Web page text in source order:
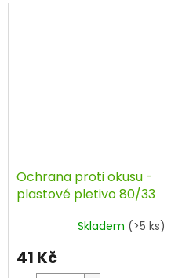
Ochrana proti okusu -
plastové pletivo 80/33
Skladem (>5 ks)
41 Kč